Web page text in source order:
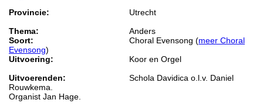
Provincie:
Utrecht
Thema:
Anders
Soort:
Choral Evensong (meer Choral
Evensong)
Uitvoering:
Koor en Orgel
Uitvoerenden:
Schola Davidica o.l.v. Daniel
Rouwkema.
Organist Jan Hage.